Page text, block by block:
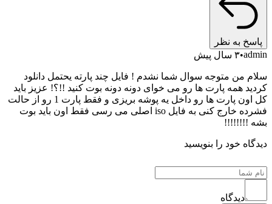
به نظر
۳ سال پیش
من متوجه سوال شما نشدم ! فایل چند پارته یحتمل دانلود
همه پارت ها رو می خوای دونه دونه بوت کنید !!؟! عزیز باید
کل اون پارت ها رو داخل یه پوشه بریزی و فقط پارت 1 رو از حالت
فشرده خارج کنی به فایل iso اصلی می رسی فقط اون باید بوت
!!!!!!!!
خود را بنویسید
دیدگاه